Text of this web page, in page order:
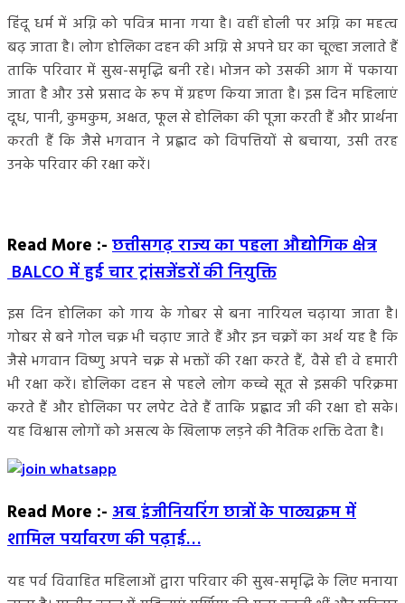
हिंदू धर्म में अग्नि को पवित्र माना गया है। वहीं होली पर अग्नि का महत्व
बढ़ जाता है। लोग होलिका दहन की अग्नि से अपने घर का चूल्हा जलाते हैं
ताकि परिवार में सुख-समृद्धि बनी रहे। भोजन को उसकी आग में पकाया
जाता है और उसे प्रसाद के रूप में ग्रहण किया जाता है। इस दिन महिलाएं
दूध, पानी, कुमकुम, अक्षत, फूल से होलिका की पूजा करती हैं और प्रार्थना
करती हैं कि जैसे भगवान ने प्रह्लाद को विपत्तियों से बचाया, उसी तरह
उनके परिवार की रक्षा करें।
Read More :- छत्तीसगढ़ राज्य का पहला औद्योगिक क्षेत्र
BALCO में हुई चार ट्रांसजेंडरों की नियुक्ति
इस दिन होलिका को गाय के गोबर से बना नारियल चढ़ाया जाता है।
गोबर से बने गोल चक्र भी चढ़ाए जाते हैं और इन चक्रों का अर्थ यह है कि
जैसे भगवान विष्णु अपने चक्र से भक्तों की रक्षा करते हैं, वैसे ही वे हमारी
भी रक्षा करें। होलिका दहन से पहले लोग कच्चे सूत से इसकी परिक्रमा
करते हैं और होलिका पर लपेट देते हैं ताकि प्रह्लाद जी की रक्षा हो सके।
यह विश्वास लोगों को असत्य के खिलाफ लड़ने की नैतिक शक्ति देता है।
Read More :- अब इंजीनियरिंग छात्रों के पाठ्यक्रम में
शामिल पर्यावरण की पढ़ाई…
यह पर्व विवाहित महिलाओं द्वारा परिवार की सुख-समृद्धि के लिए मनाया